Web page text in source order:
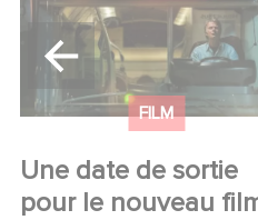
FILM
Une date de sortie
pour le nouveau
nouveau film de Franck
Dubosc